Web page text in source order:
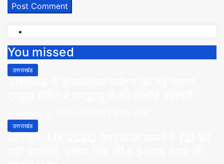
You missed
उत्तराखंड
उत्तराखंड